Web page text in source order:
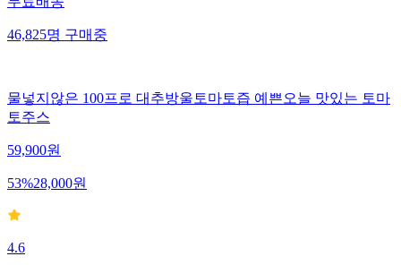
무료배송
46,825명구매중
물넣지않은 100프로 대추방울토마토즙 예쁜오늘 맛있는 토마
토주스
59,900원
53%28,000원
4.6